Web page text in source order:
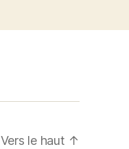
Vers le haut ↑